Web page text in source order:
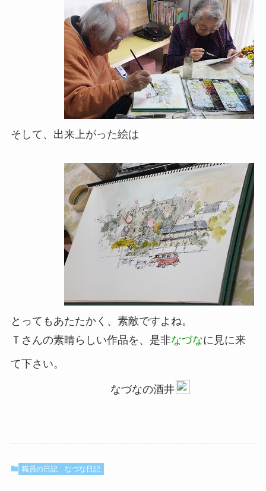
そして、出来上がった絵は
とってもあたたかく、素敵ですよね。
Ｔさんの素晴らしい作品を、是非なづなに見に来
て下さい。
なづなの酒井
職員の日記 なづな日記